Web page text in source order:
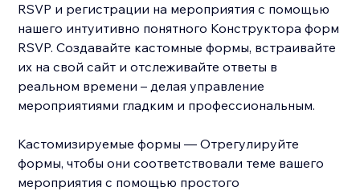
RSVP и регистрации на мероприятия с помощью
нашего интуитивно понятного Конструктора форм
RSVP. Создавайте кастомные формы, встраивайте
их на свой сайт и отслеживайте ответы в
реальном времени – делая управление
мероприятиями гладким и профессиональным.
Кастомизируемые формы — Отрегулируйте
формы, чтобы они соответствовали теме вашего
мероприятия с помощью простого